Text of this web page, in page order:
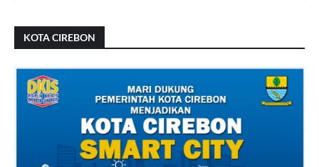
KOTA CIREBON